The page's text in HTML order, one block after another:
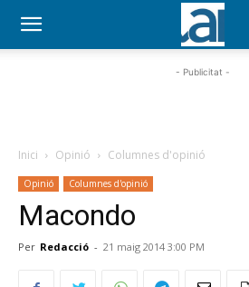
- Publicitat -
Inici Opinió Columnes d'opinió
Opinió Columnes d'opinió
Macondo
Per Redacció - 21 maig 2014 3:00 PM